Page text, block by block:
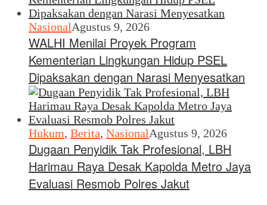
NasionalAgustus 9, 2026
WALHI Menilai Proyek Program
Kementerian Lingkungan Hidup PSEL
Dipaksakan dengan Narasi Menyesatkan
Hukum, Berita, NasionalAgustus 9, 2026
Dugaan Penyidik Tak Profesional, LBH
Harimau Raya Desak Kapolda Metro Jaya
Evaluasi Resmob Polres Jakut